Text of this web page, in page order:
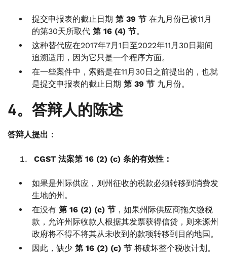
提交申报表的截止日期 第 39 节 在九月份已被11月
的第30天所取代 第 16 (4) 节。
这种替代应在2017年7月1日至2022年11月30日期间
追溯适用，因为它只是一个程序方面。
在一些案件中，索赔是在11月30日之前提出的，也就
是提交申报表的截止日期 第 39 节 九月份。
4。答辩人的陈述
答辩人提出：
CGST 法案第 16 (2) (c) 条的有效性：
如果是州际供应，则州征收的税款必须转移到消费发
生地的州。
在没有 第 16 (2) (c) 节 ，如果州际供应商拖欠缴税
款，允许州际收款人根据其发票获得信贷，则来源州
政府将不得不将其从未收到的款项转移到目的地国。
因此，缺少 第 16 (2) (c) 节 将破坏整个税收计划。